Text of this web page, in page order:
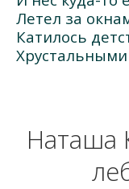
Летел за
Катилось
Наташа